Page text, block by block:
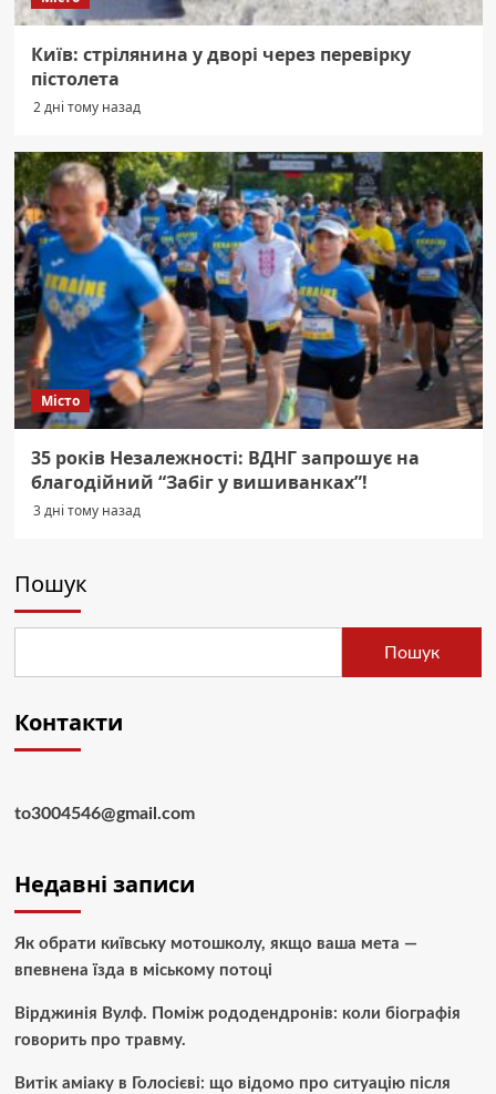
Київ: стрілянина у дворі через перевірку
пістолета
2 дні тому назад
Місто
35 років Незалежності: ВДНГ запрошує на
благодійний “Забіг у вишиванках”!
3 дні тому назад
Пошук
Пошук
Контакти
to3004546@gmail.com
Недавні записи
Як обрати київську мотошколу, якщо ваша мета —
впевнена їзда в міському потоці
Вірджинія Вулф. Поміж рододендронів: коли біографія
говорить про травму.
Витік аміаку в Голосієві: що відомо про ситуацію після